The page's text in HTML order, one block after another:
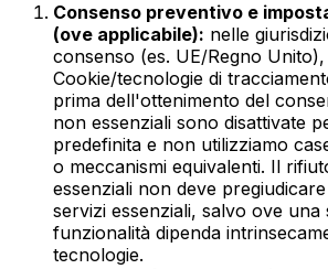
Consenso preventivo e
(ove applicabile): nelle
consenso (es. UE/Regno
Cookie/tecnologie di
prima dell'ottenimento del
non essenziali sono disattivate
predefinita e non utilizziamo
o meccanismi equivalenti. Il
essenziali non deve
servizi essenziali, salvo ove una
funzionalità dipenda
tecnologie.